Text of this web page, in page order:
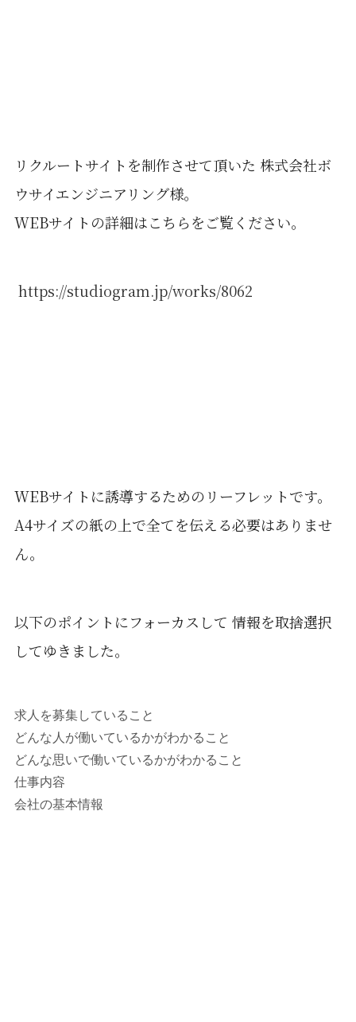
リクルートサイトを制作させて頂いた 株式会社ボ
ウサイエンジニアリング様。
WEBサイトの詳細はこちらをご覧ください。
https://studiogram.jp/works/8062
WEBサイトに誘導するためのリーフレットです。
A4サイズの紙の上で全てを伝える必要はありませ
ん。
以下のポイントにフォーカスして 情報を取捨選択
してゆきました。
求人を募集していること
どんな人が働いているかがわかること
どんな思いで働いているかがわかること
仕事内容
会社の基本情報